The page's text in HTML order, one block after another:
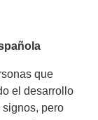
que
el desarrollo
pero